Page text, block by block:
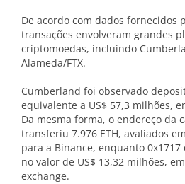
De acordo com dados fornecidos
transações envolveram grandes
criptomoedas, incluindo
Alameda/FTX.
Cumberland foi observado
equivalente a US$ 57,3 milhões,
Da mesma forma, o endereço da
transferiu 7.976 ETH, avaliados
para a Binance, enquanto 0x1717
no valor de US$ 13,32 milhões,
exchange.